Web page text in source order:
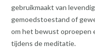
gebruikmaakt van
gemoedstoestand of
om het bewust oproepen
tijdens de meditatie.